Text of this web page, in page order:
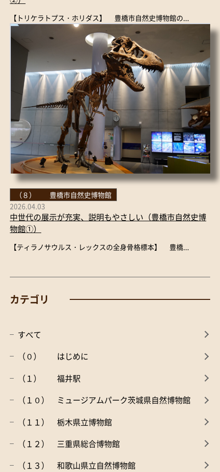
【トリケラトプス・ホリダス】 豊橋市自然史博物館の...
（８） 豊橋市自然史博物館
2026.04.03
中世代の展示が充実、説明もやさしい（豊橋市自然史博
物館①）
【ティラノサウルス・レックスの全身骨格標本】 豊橋...
カテゴリ
すべて
（０） はじめに
（１） 福井駅
（１０） ミュージアムパーク茨城県自然博物館
（１１） 栃木県立博物館
（１２） 三重県総合博物館
（１３） 和歌山県立自然博物館